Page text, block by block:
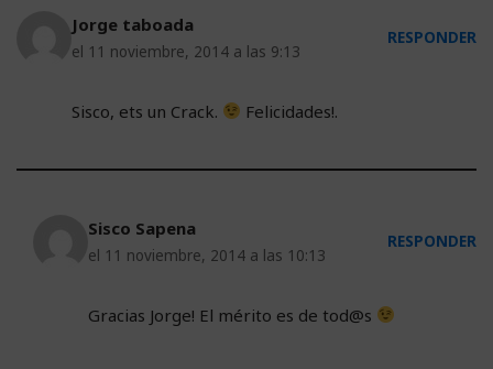
Jorge taboada
el 11 noviembre, 2014 a las 9:13
RESPONDER
Sisco, ets un Crack. Felicidades!.
Sisco Sapena
el 11 noviembre, 2014 a las 10:13
RESPONDER
Gracias Jorge! El mérito es de tod@s